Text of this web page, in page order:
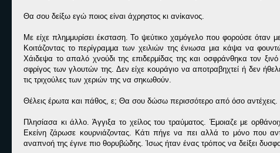
Θα σου δείξω εγώ ποιος είναι άχρηστος κι ανίκανος.
Με είχε πλημμυρίσει έκσταση. Το ψεύτικο χαμόγελο που φορούσε όταν
Κοιτάζοντας το περίγραμμα των χειλιών της ένιωσα μια κάψα να
Χάιδεψα το απαλό χνούδι της επιδερμίδας της και οσφράνθηκα τον
σφρίγος των γλουτών της. Δεν είχε κουράγιο να αποτραβηχτεί ή δεν
τις τριχούλες των χεριών της να σηκωθούν.
Θέλεις έρωτα και πάθος, ε; Θα σου δώσω περισσότερο από όσο αντέχεις.
Πλησίασα κι άλλο. Άγγιξα το χείλος του τραύματος. Έμοιαζε με
Εκείνη ζάρωσε κουρνιάζοντας. Κάτι πήγε να πει αλλά το μόνο που
αναπνοή της έγινε πιο θορυβώδης. Ίσως ήταν ένας τρόπος να δείξει